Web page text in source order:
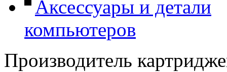
Аксессуары и детали
компьютеров
Производитель